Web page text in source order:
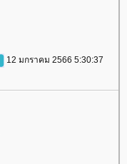
12 มกราคม 2566 5:30:37